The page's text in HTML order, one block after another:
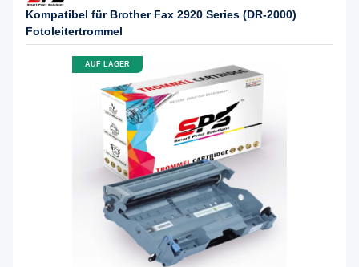
Kompatibel für Brother Fax 2920 Series (DR-2000)
Fotoleitertrommel
AUF LAGER